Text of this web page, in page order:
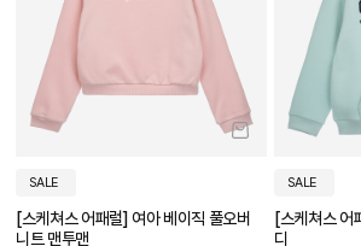
SALE
[스케쳐스 어패럴] 여아 베이직 풀오버
니트 맨투맨
SALE
[스케쳐스 어
디